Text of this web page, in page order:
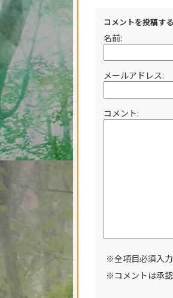
コメントを投稿する
名前:
メールアドレス:
コメント:
※全項目必須入力
※コメントは承認